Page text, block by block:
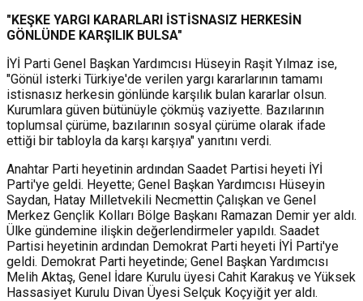
"KEŞKE YARGI KARARLARI İSTİSNASIZ HERKESİN
GÖNLÜNDE KARŞILIK BULSA"
İYİ Parti Genel Başkan Yardımcısı Hüseyin Raşit Yılmaz ise,
"Gönül isterki Türkiye'de verilen yargı kararlarının tamamı
istisnasız herkesin gönlünde karşılık bulan kararlar olsun.
Kurumlara güven bütünüyle çökmüş vaziyette. Bazılarının
toplumsal çürüme, bazılarının sosyal çürüme olarak ifade
ettiği bir tabloyla da karşı karşıya" yanıtını verdi.
Anahtar Parti heyetinin ardından Saadet Partisi heyeti İYİ
Parti'ye geldi. Heyette; Genel Başkan Yardımcısı Hüseyin
Saydan, Hatay Milletvekili Necmettin Çalışkan ve Genel
Merkez Gençlik Kolları Bölge Başkanı Ramazan Demir yer aldı.
Ülke gündemine ilişkin değerlendirmeler yapıldı. Saadet
Partisi heyetinin ardından Demokrat Parti heyeti İYİ Parti'ye
geldi. Demokrat Parti heyetinde; Genel Başkan Yardımcısı
Melih Aktaş, Genel İdare Kurulu üyesi Cahit Karakuş ve Yüksek
Hassasiyet Kurulu Divan Üyesi Selçuk Koçyiğit yer aldı.